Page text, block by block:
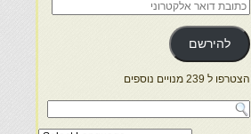
כתובת
דואר
אלקטרוני
להירשם
הצטרפו ל 239 מנויים נוספים